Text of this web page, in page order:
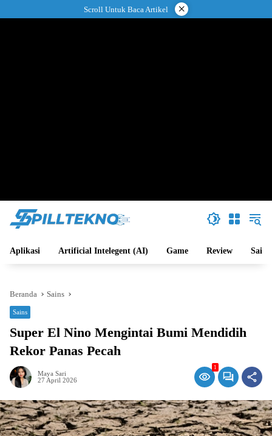
ke
Scroll Untuk Baca Artikel ×
Aplikasi Artificial Intelegent (AI) Game Review Sains
Beranda Sains
Sains
Super El Nino Mengintai Bumi Mendidih
Rekor Panas Pecah
Maya Sari
27 April 2026
1